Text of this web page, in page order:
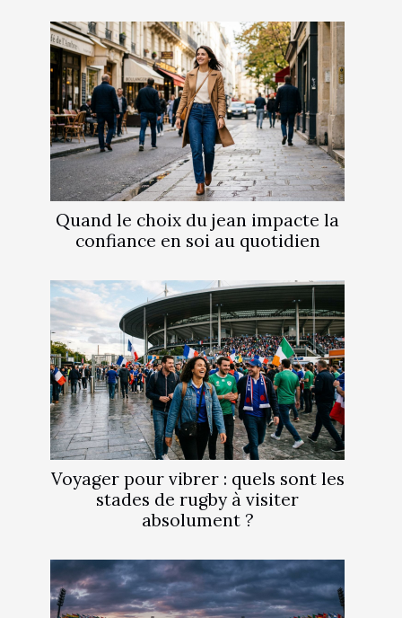
Quand le choix du jean impacte la
confiance en soi au quotidien
Voyager pour vibrer : quels sont les
stades de rugby à visiter
absolument ?